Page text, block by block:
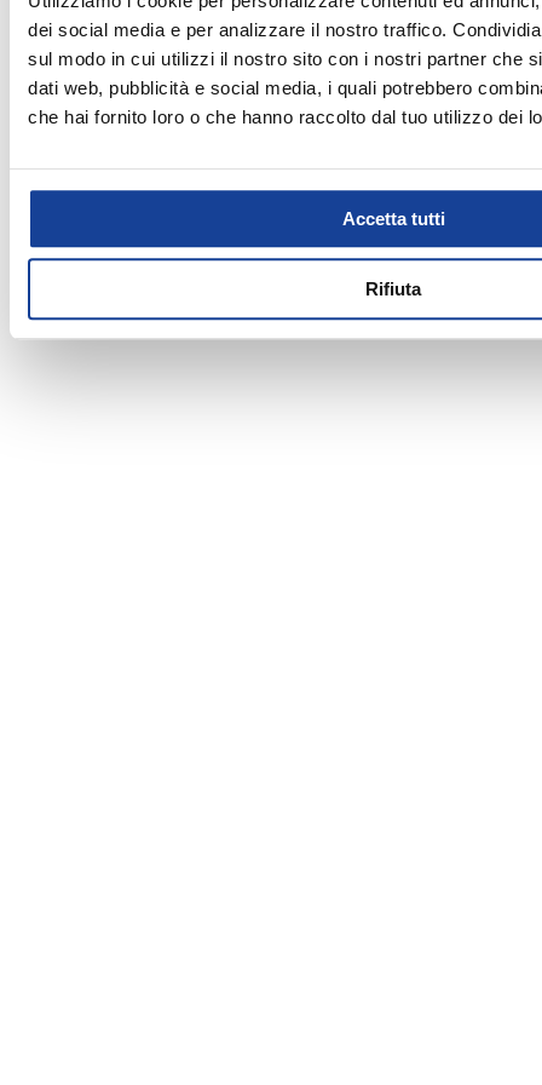
dei social media e per analizzare il nostro traffico.
sul modo in cui utilizzi il nostro sito con i nostri partner che
dati web, pubblicità e social media, i quali potrebbero
che hai fornito loro o che hanno raccolto dal tuo utilizzo dei
Accetta tutti
Rifiuta
performance, a quelli che negli articoli sportivi hanno individuato la
un vasto assortimento di scarpe, abbigliamento e attrezzature dei migliori
brand e chiedere consigli ai nostri esperti per vivere al meglio le tue
passioni.